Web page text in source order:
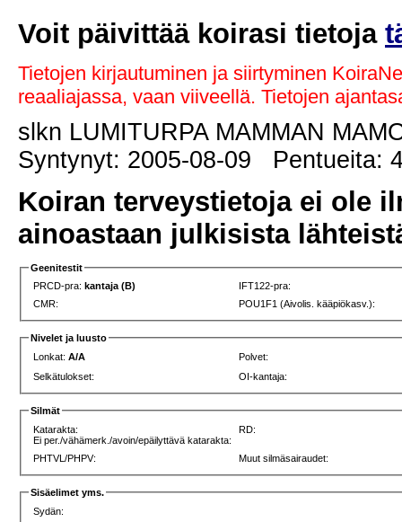
Voit päivittää koirasi tietoja
Tietojen kirjautuminen ja siirtyminen
reaaliajassa, vaan viiveellä. Tietojen
slkn LUMITURPA MAMMAN
Syntynyt: 2005-08-09
Koiran terveystietoja ei ole
ainoastaan julkisista
Geenitestit
PRCD-pra: kantaja (B)
IFT122-pra:
CMR:
POU1F1 (Aivolis. kääpiökasv.):
Nivelet ja luusto
Lonkat:A/A
Polvet:
Selkätulokset:
OI-kantaja:
Silmät
Katarakta:
Ei per./vähämerk./avoin/epäilyttävä katarakta:
RD:
PHTVL/PHPV: Muut silmäsairaudet:
Sisäelimet yms.
Sydän: